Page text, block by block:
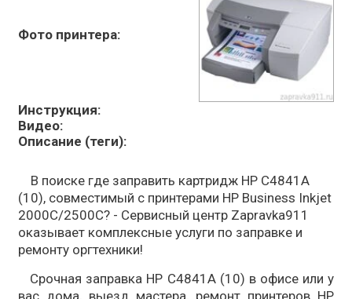
Фото принтера:
Инструкция:
Видео:
Описание (теги):
В поиске где заправить картридж HP C4841A
(10), совместимый с принтерами HP Business Inkjet
2000C/2500C? - Сервисный центр Zapravka911
оказывает комплексные услуги по заправке и
ремонту оргтехники!
Срочная заправка HP C4841A (10) в офисе или у
вас дома, выезд мастера, ремонт принтеров HP